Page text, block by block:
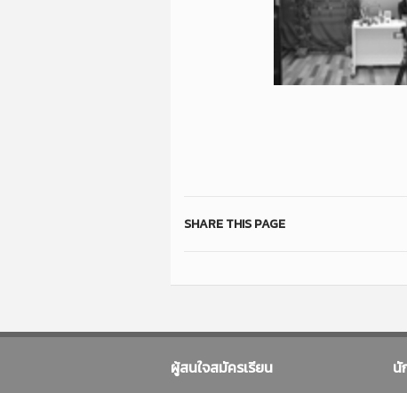
SHARE THIS PAGE
ผู้สนใจสมัครเรียน นั